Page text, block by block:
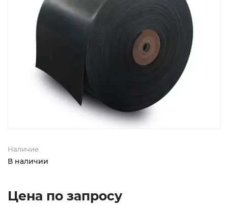
Наличие
В наличии
Цена по запросу